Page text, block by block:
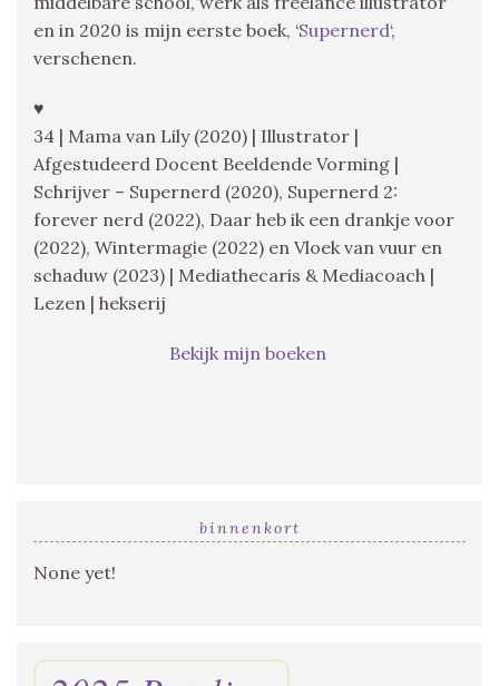
en in 2020 is mijn eerste boek, ‘Supernerd‘,
verschenen.
♥
34 | Mama van Lily (2020) | Illustrator |
Afgestudeerd Docent Beeldende Vorming |
Schrijver – Supernerd (2020), Supernerd 2:
forever nerd (2022), Daar heb ik een drankje voor
(2022), Wintermagie (2022) en Vloek van vuur en
schaduw (2023) | Mediathecaris & Mediacoach |
Lezen | hekserij
Bekijk mijn boeken
binnenkort
None yet!